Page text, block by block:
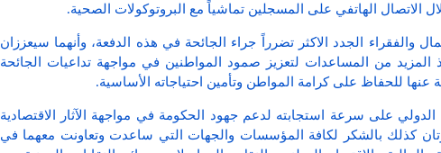
الاتصال الهاتفي على المسجلين تماشياً مع البروتوكولات الصحية.
والفقراء الجدد الاكثر تضرراً جراء الجائحة في هذه الدفعة، وأنهما سيعززان
المزيد من المساعدات لتعزيز صمود المواطنين في مواجهة تداعيات الجائحة
عنها للحفاظ على كرامة المواطن وتأمين احتياجاته الأساسية.
الدولي على سرعة استجابته لدعم جهود الحكومة في مواجهة الآثار الاقتصادية
كذلك بالشكر لكافة المؤسسات والجهات التي ساعدت وتعاونت معهما في